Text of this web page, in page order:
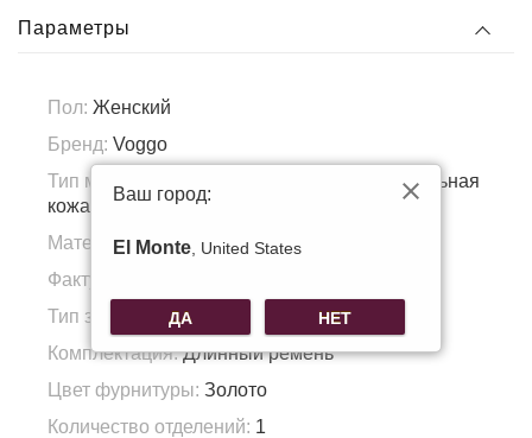
Параметры
Пол: Женский
Бренд: Voggo
Тип материала:
Натуральная кожа, Натуральная
кожа
Материал подкладка:Полиэстер
Фактура материала:
Тип застежки: Молния
Комплектация:Длинный ремень
Цвет фурнитуры: Золото
Количество отделений: 1
Ваш город:
El Monte , United States
ДА НЕТ